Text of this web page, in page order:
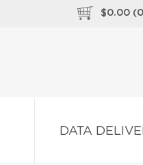
$0.00 (0
DATA